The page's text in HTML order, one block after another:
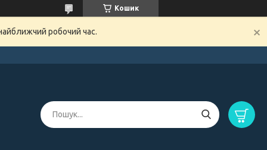
Кошик
робочий час.